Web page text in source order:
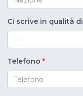
Ci scrive in qualità di
Telefono *